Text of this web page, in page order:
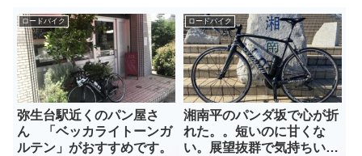
ロードバイク
弥生台駅近くのパン屋さ
ん 「ベッカライトーンガ
ルテン」がおすすめです。
ロードバイク
湘南平のパンダ坂で心が折
れた。。短いのに甘くな
い。展望抜群で気持ちいい